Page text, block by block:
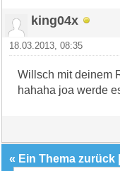
king04x
18.03.2013, 08:35
Willsch mit deinem
hahaha joa werde
« Ein Thema zurück